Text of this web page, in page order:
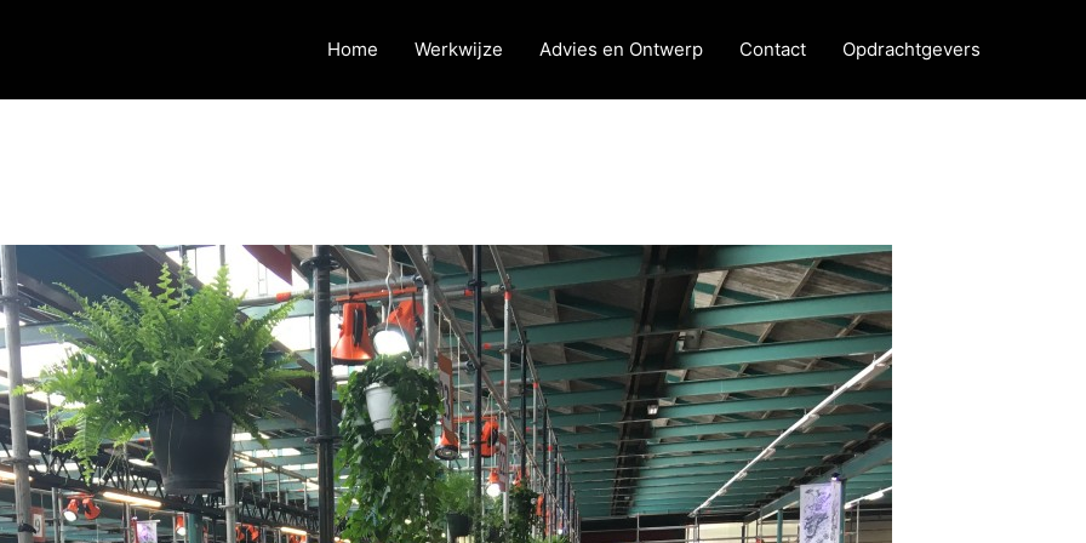
Home Werkwijze Advies en Ontwerp Contact Opdrachtgevers